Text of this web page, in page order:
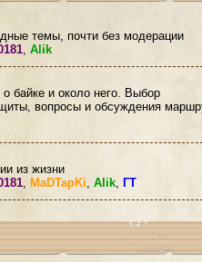
темы, почти без модерации
, Alik
байке и около него. Выбор
вопросы и обсуждения
из жизни
, MaDTapKi, Alik, ГТ